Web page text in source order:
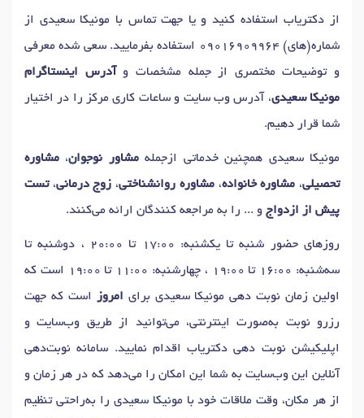
عضو‌سازمان نظام روانشناسی
هیپنوتیزم
مشاوره خودشناسی
از دکتریاب استفاده کنید و یا جهت تماس با مونیکا سعیدی از
شماره(های)09016909964 استفاده بفرمایید. سعی شده معرفی
و توضیحات مختصری از جمله مشخصات و آدرس اینستاگرام
مونیکا سعیدی، آدرس وب سایت و ساعات کاری مرکز را در اختیار
شما قرار دهیم.
مونیکا سعیدی همچنین خدماتی ازجملهمشاور نوجوان، مشاوره
تحصیلی، مشاوره خانواده،مشاوره روانشناختی، زوج درمانی،تست
پیش از ازدواج و ... را به مراجعه کنندگان ارائه می‌کنند.
روزهای حضور شنبه تا یکشنبه: 17:00 تا 20:00 ، دوشنبه تا
سه‌شنبه: 16:00 تا 19:00 ، چهارشنبه: 11:00 تا 19:00 است که
اولین زمان نوبت دهی مونیکا سعیدی برای امروز
است که جهت
رزرو نوبت به‌صورت اینترنتی، می‌توانید از طریق وب‌سایت و
اپلیکیشن نوبت دهی دکتریاب اقدام نمایید. سامانه نوبت‌دهی
آنلاین این وب‌سایت به شما این امکان را می‌دهد که در هر زمان و
از هر مکان، وقت ملاقات خود با مونیکا سعیدی را به‌راحتی تنظیم